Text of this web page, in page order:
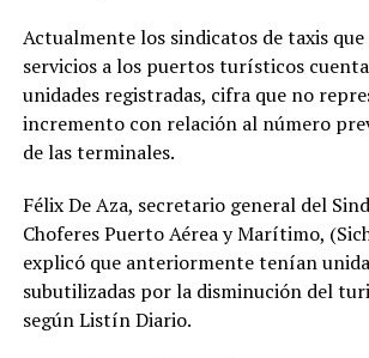
Actualmente los sindicatos de taxis
servicios a los puertos turísticos
unidades registradas, cifra que no
incremento con relación al número
de las terminales.
Félix De Aza, secretario general del
Choferes Puerto Aérea y Marítimo,
explicó que anteriormente tenían
subutilizadas por la disminución del
según Listín Diario.